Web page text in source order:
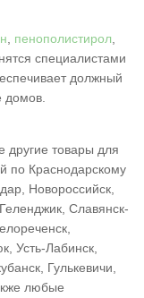
пенополистирол
специалистами
должный
домов.
другие товары для
по Краснодарскому
Новороссийск,
Славянск-
Усть-Лабинск,
Гулькевичи,
любые